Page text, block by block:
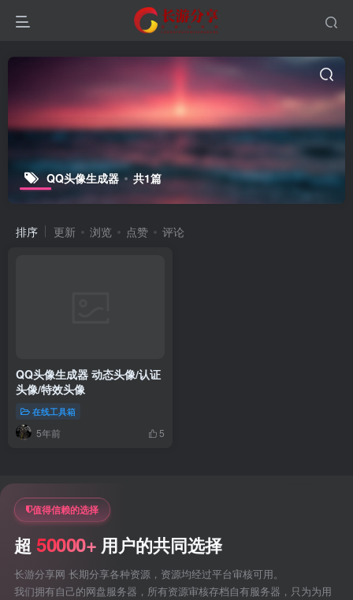
QQ头像生成器 共1篇
排序 更新 浏览 点赞 评论
QQ头像生成器 动态头像/认证
头像/特效头像
在线工具箱
5年前 5
值得信赖的选择
超50000+ 用户的共同选择
长游分享网 长期分享各种资源，资源均经过平台审核可用。
我们拥有自己的网盘服务器，所有资源审核存档自有服务器，只为为用